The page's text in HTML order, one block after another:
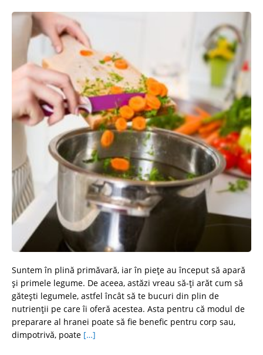
Suntem în plină primăvară, iar în piețe au început să apară
și primele legume. De aceea, astăzi vreau să-ți arăt cum să
gătești legumele, astfel încât să te bucuri din plin de
nutrienții pe care îi oferă acestea. Asta pentru că modul de
preparare al hranei poate să fie benefic pentru corp sau,
dimpotrivă, poate […]